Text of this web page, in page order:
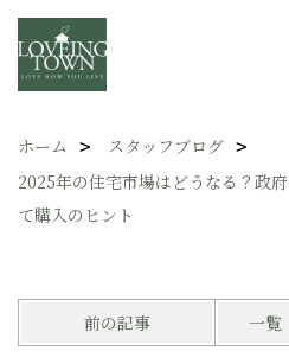
ホーム
スタッフブログ
2025年の住宅市場はどうなる？政
て購入のヒント
前の記事 一覧